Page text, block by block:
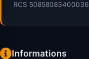
RCS 50858083400036
Informations